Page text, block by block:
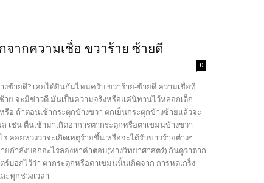
จากความเชื่อ ขวาร้าย ซ้ายดี
0
ซ้ายดี? เคยได้ยินกันไหมครับ ขวาร้าย-ซ้ายดี ความเชื่อที่
าย จะมีข่าวดี มันเป็นความจริงหรือแค่นิทานไว้หลอกเด็ก
อ ถ้าตอนเช้ากระตุกข้างขวา ตกเย็นกระตุกข้างซ้ายแล้วจะ
เช่น ตื่นเช้ามาเกิดอาการตากระตุกหรือตาเขม่นข้างขวา
อยห่วงว่าจะเกิดเหตุร้ายขึ้น หรือจะได้รับข่าวร้ายต่างๆ
กำลังบอกอะไรลองหาคำตอบ(ทางวิทยาศาสตร์) กันดูว่าตาก
บอกไว้ว่า ตากระตุกหรือตาเขม่นนั้นเกิดจาก การหดเกร็ง
ทุกช่วงเวลา...